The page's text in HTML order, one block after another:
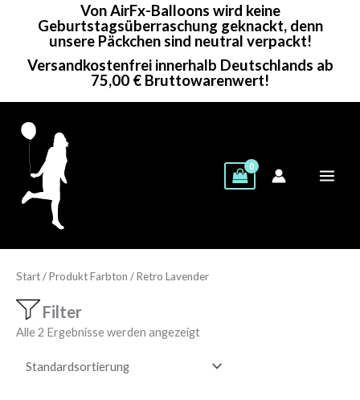
Von AirFx-Balloons wird keine
Geburtstagsüberraschung geknackt, denn
unsere Päckchen sind neutral verpackt!
Versandkostenfrei innerhalb Deutschlands ab
75,00 € Bruttowarenwert!
Start/ Produkt Farbton / Retro Lavender
Filter
Alle 2 Ergebnisse werden angezeigt